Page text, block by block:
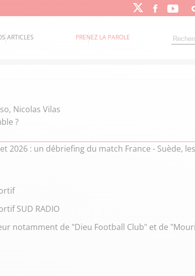
ARTICLES PRENEZ LA PAROLE
Nicolas Vilas
?
: un débriefing du match France - Suède,
SUD RADIO
notamment de "Dieu Football Club" et de